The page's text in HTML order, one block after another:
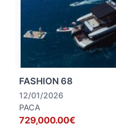
FASHION 68
12/01/2026
PACA
729,000.00€